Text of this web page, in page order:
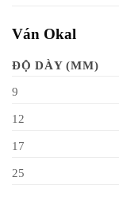
Ván Okal
ĐỘ DÀY (MM)
9
12
17
25